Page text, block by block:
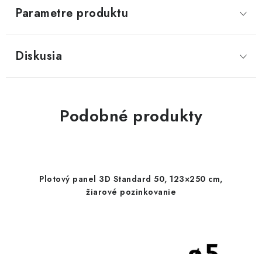
Parametre produktu
Diskusia
Podobné produkty
Plotový panel 3D Standard 50, 123×250 cm,
žiarové pozinkovanie